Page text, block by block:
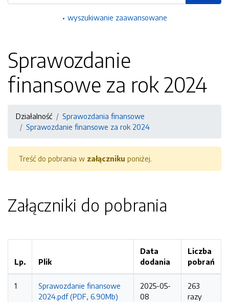
wyszukiwanie zaawansowane
Sprawozdanie
finansowe za rok 2024
Działalność
Sprawozdania finansowe
Sprawozdanie finansowe za rok 2024
Treść do pobrania w załączniku poniżej.
Załączniki do pobrania
Lp. Plik
Data
dodania
Liczba
pobrań
1
Sprawozdanie finansowe
2024.pdf (PDF, 6.90Mb)
2025-05-
08
263
razy